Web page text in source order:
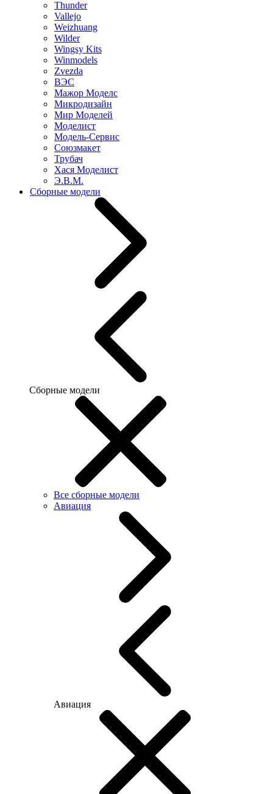
Thunder
Vallejo
Weizhuang
Wilder
Wingsy Kits
Winmodels
Zvezda
ВЭС
Мажор Моделс
Микродизайн
Мир Моделей
Моделист
Модель-Сервис
Союзмакет
Трубач
Хася Моделист
Э.В.М.
Сборные модели
Сборные модели
Все сборные модели
Авиация
Авиация